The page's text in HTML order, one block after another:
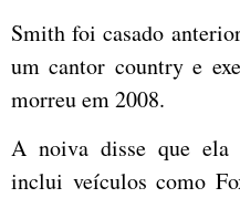
Smith foi casado
um cantor country e
morreu em 2008.
A noiva disse que
inclui veículos como